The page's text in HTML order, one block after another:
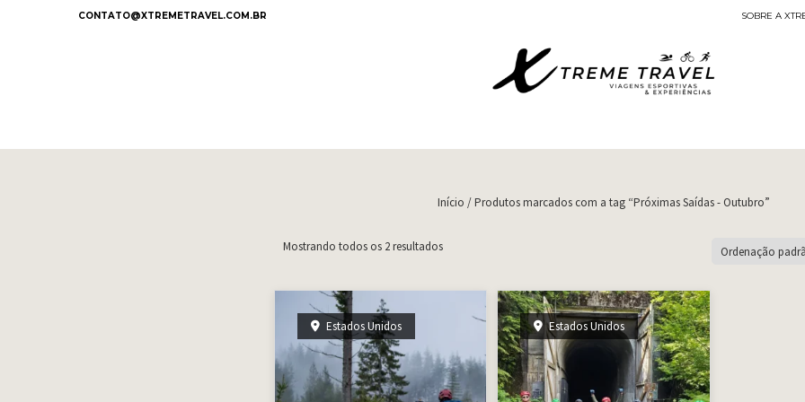
CONTATO@XTREMETRAVEL.COM.BR SOBRE A
Início / Produtos marcados com a tag “Próximas Saídas - Outubro”
Mostrando todos os 2 resultados
Estados Unidos Estados Unidos